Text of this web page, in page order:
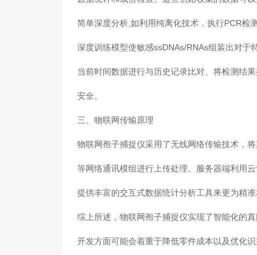
简单深度分析,如利用纯离化技术，执行PCR检
深度训练模型使敏感ssDNAs/RNAs组装出对
当前时间数据进行与历史记录比对、将检测结
安全。
三、物联网传输原理
物联网孢子捕捉仪采用了无线网络传输技术，
等网络通讯模组进行上传处理。服务器端利用
提供丰富的交互式数据统计分析工具来更为精
综上所述，物联网孢子捕捉仪实现了智能化的
开发方面可能会着重于降低零件成本以及优化